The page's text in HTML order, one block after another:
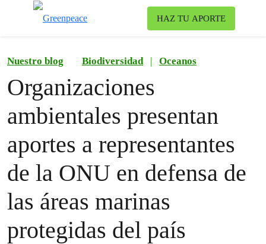
HAZ TU APORTE
Nuestro blog Biodiversidad | Oceanos
Organizaciones
ambientales presentan
aportes a representantes
de la ONU en defensa de
las áreas marinas
protegidas del país